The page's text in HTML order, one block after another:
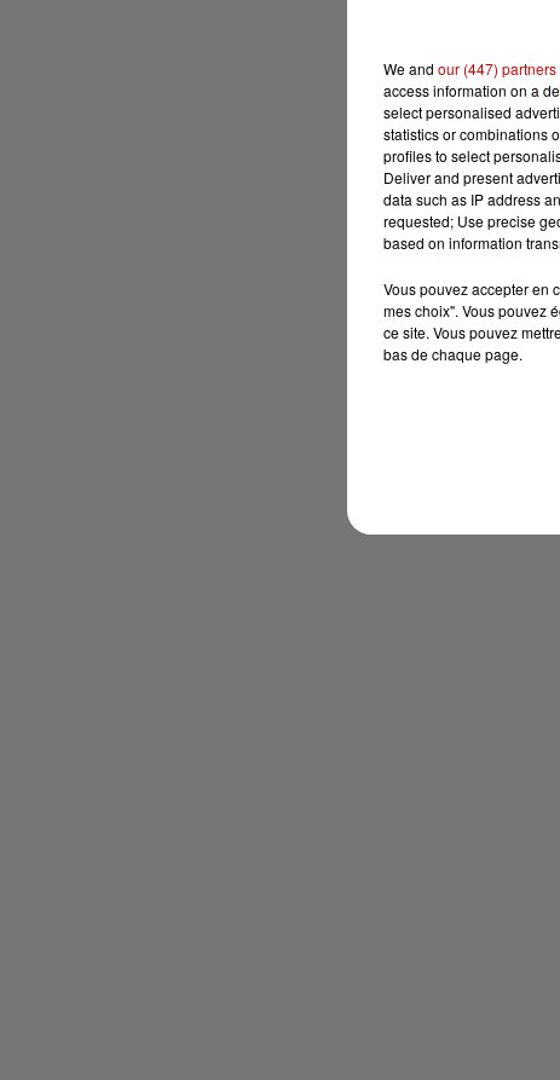
We and our (447) partners
access information on a
select personalised
statistics or combinations
profiles to select
Deliver and present
data such as IP address
requested; Use precise
based on information
Vous pouvez accepter en
mes choix". Vous pouvez
ce site. Vous pouvez
bas de chaque page.